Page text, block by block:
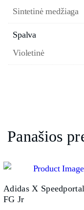
Sintetinė medžiaga
Spalva
Violetinė
Panašios
Adidas X
FG Jr